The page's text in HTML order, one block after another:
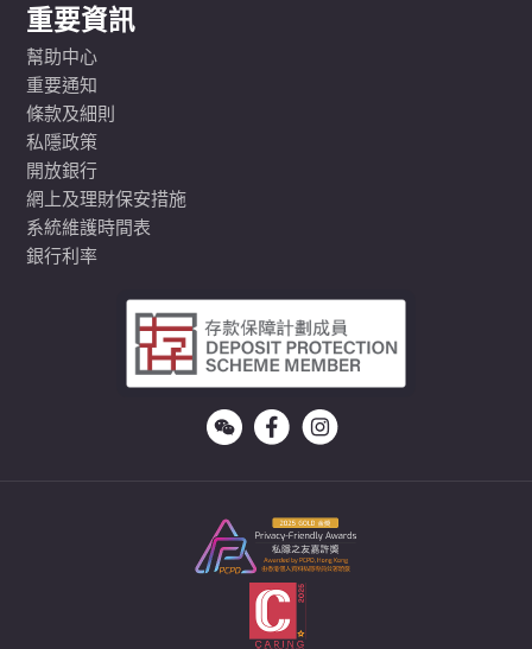
重要資訊
幫助中心
重要通知
條款及細則
私隱政策
開放銀行
網上及理財保安措施
系統維護時間表
銀行利率